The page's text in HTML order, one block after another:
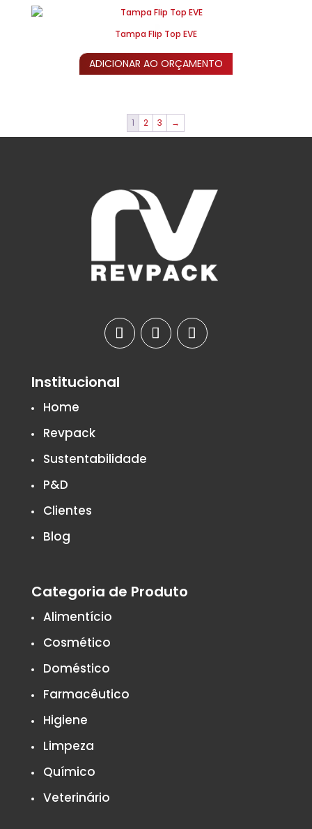
Tampa Flip Top EVE
ADICIONAR AO ORÇAMENTO
1 2 3 →
Institucional
Home
Revpack
Sustentabilidade
P&D
Clientes
Blog
Categoria de Produto
Alimentício
Cosmético
Doméstico
Farmacêutico
Higiene
Limpeza
Químico
Veterinário